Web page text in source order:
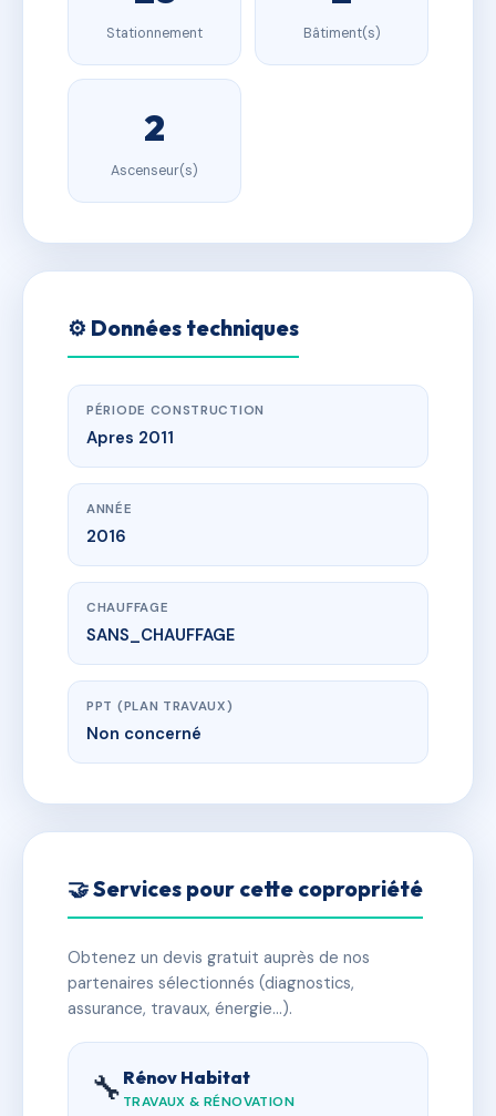
Stationnement Bâtiment(s)
2
Ascenseur(s)
⚙️ Données techniques
PÉRIODE CONSTRUCTION
Apres 2011
ANNÉE
2016
CHAUFFAGE
SANS_CHAUFFAGE
PPT (PLAN TRAVAUX)
Non concerné
🤝 Services pour cette copropriété
Obtenez un devis gratuit auprès de nos
partenaires sélectionnés (diagnostics,
assurance, travaux, énergie…).
🔧 Rénov Habitat
TRAVAUX & RÉNOVATION